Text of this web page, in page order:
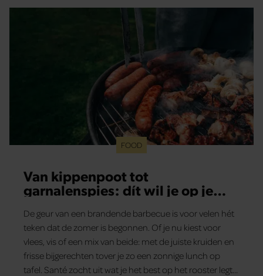
FOOD
Van kippenpoot tot
garnalenspies: dít wil je op je
De geur van een brandende barbecue is voor velen hét
teken dat de zomer is begonnen. Of je nu kiest voor
vlees, vis of een mix van beide: met de juiste kruiden en
frisse bijgerechten tover je zo een zonnige lunch op
tafel. Santé zocht uit wat je het best op het rooster legt